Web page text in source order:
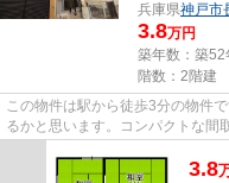
兵庫県神戸市
3.8万円
築年数：築52
階数：2階建
この物件は駅から徒歩3分の物件
るかと思います。コンパクトな間
3.8